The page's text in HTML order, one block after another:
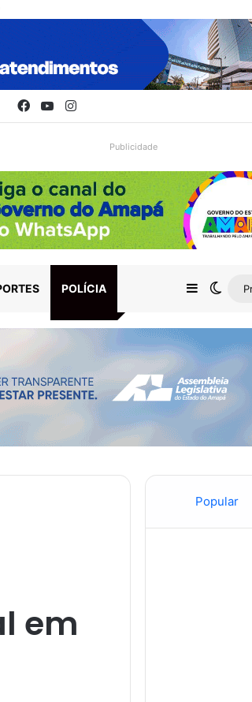
Facebook
YouTubeInstagram
Publicidade
POLÍCIA Barra
em
Popular